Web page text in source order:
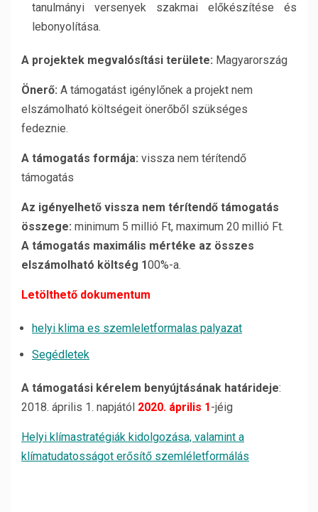
tanulmányi versenyek szakmai előkészítése és
lebonyolítása.
A projektek megvalósítási területe: Magyarország
Önerő: A támogatást igénylőnek a projekt nem
elszámolható költségeit önerőből szükséges
fedeznie.
A támogatás formája: vissza nem térítendő
támogatás
Az igényelhető vissza nem térítendő támogatás
összege: minimum 5 millió Ft, maximum 20 millió Ft.
A támogatás maximális mértéke az összes
elszámolható költség 100%-a.
Letölthető dokumentum
helyi klima es szemleletformalas palyazat
Segédletek
A támogatási kérelem benyújtásának határideje:
2018. április 1. napjától 2020. április 1-jéig
Helyi klímastratégiák kidolgozása, valamint a
klímatudatosságot erősítő szemléletformálás